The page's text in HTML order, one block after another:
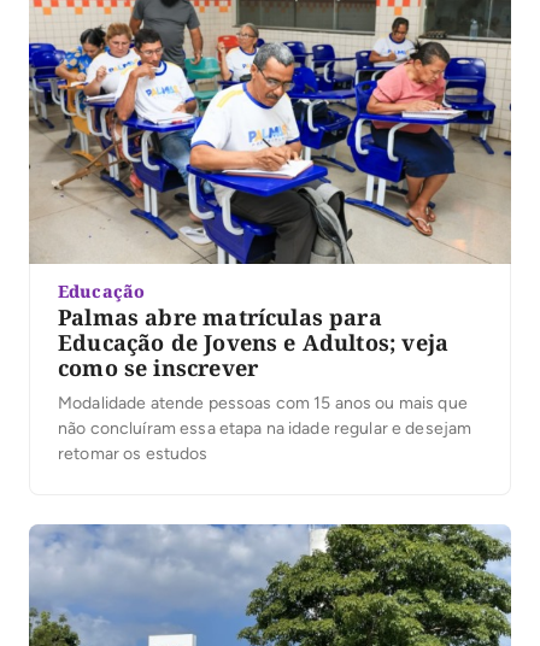
Educação
Palmas abre matrículas para
Educação de Jovens e Adultos; veja
como se inscrever
Modalidade atende pessoas com 15 anos ou mais que
não concluíram essa etapa na idade regular e desejam
retomar os estudos